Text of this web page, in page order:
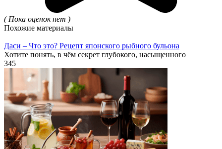
( Пока оценок нет )
Похожие материалы
Даси – Что это? Рецепт японского рыбного бульона
Хотите понять, в чём секрет глубокого, насыщенного
345